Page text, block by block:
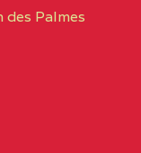
Palmes